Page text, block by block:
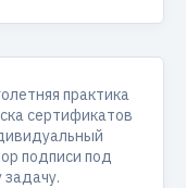
практика
сертификатов
подписи под